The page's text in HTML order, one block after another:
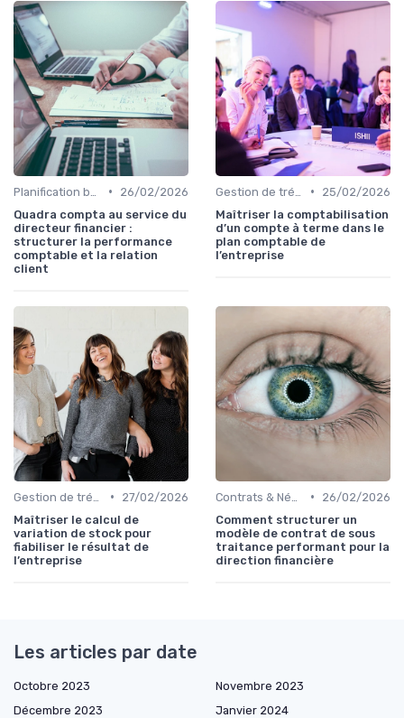
•
26/02/2026
Quadra compta au service du
directeur financier :
structurer la performance
comptable et la relation
client
•
25/02/2026
Maîtriser la comptabilisation
d’un compte à terme dans le
plan comptable de
l’entreprise
•
27/02/2026
Maîtriser le calcul de
variation de stock pour
fiabiliser le résultat de
l’entreprise
•
26/02/2026
Comment structurer un
modèle de contrat de sous
traitance performant pour la
direction financière
Les articles par date
Octobre 2023
Novembre 2023
Décembre 2023
Janvier 2024